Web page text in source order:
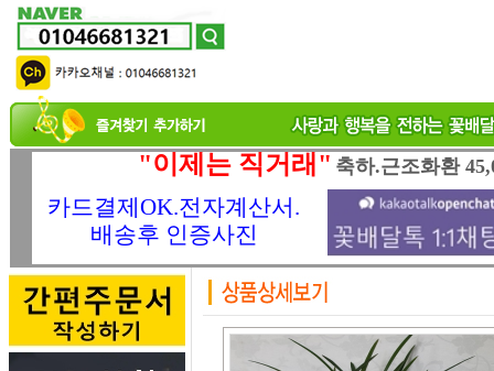
"이제는 직거래" 축하.근조화환
카드결제OK.전자계산서.
배송후 인증사진